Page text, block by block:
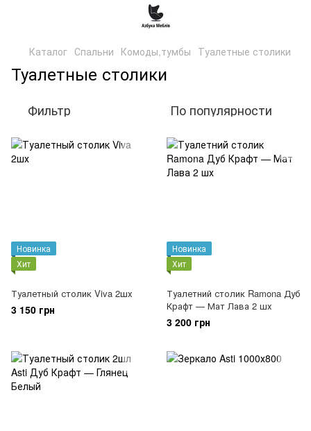
Каталог Спальни Комоды,тумбы Туалетные столики
Туалетные столики
Фильтр По популярности
Новинка
Хит
Туалетный столик Viva 2шх
3 150 грн
Новинка
Хит
Туалетний столик Ramona Дуб
Крафт — Мат Лава 2 шх
3 200 грн